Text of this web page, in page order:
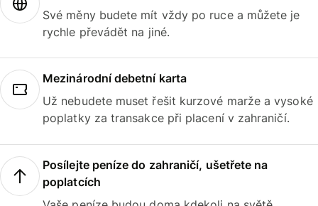
Své měny budete mít vždy po ruce a můžete je
rychle převádět na jiné.
Mezinárodní debetní karta
Už nebudete muset řešit kurzové marže a vysoké
poplatky za transakce při placení v zahraničí.
Posílejte peníze do zahraničí, ušetřete na
poplatcích